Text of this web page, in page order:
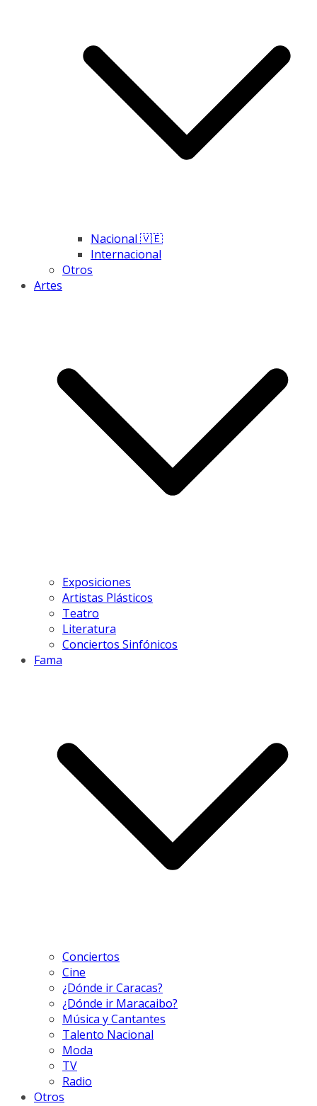
Nacional 🇻🇪
Internacional
Otros
Artes
Exposiciones
Artistas Plásticos
Teatro
Literatura
Conciertos Sinfónicos
Fama
Conciertos
Cine
¿Dónde ir Caracas?
¿Dónde ir Maracaibo?
Música y Cantantes
Talento Nacional
Moda
TV
Radio
Otros